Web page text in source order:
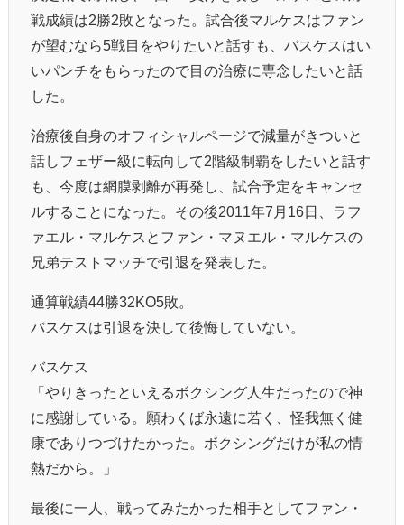
戦成績は2勝2敗となった。試合後マルケスはファン
が望むなら5戦目をやりたいと話すも、バスケスはい
いパンチをもらったので目の治療に専念したいと話
した。
治療後自身のオフィシャルページで減量がきついと
話しフェザー級に転向して2階級制覇をしたいと話す
も、今度は網膜剥離が再発し、試合予定をキャンセ
ルすることになった。その後2011年7月16日、ラフ
ァエル・マルケスとファン・マヌエル・マルケスの
兄弟テストマッチで引退を発表した。
通算戦績44勝32KO5敗。
バスケスは引退を決して後悔していない。
バスケス
「やりきったといえるボクシング人生だったので神
に感謝している。願わくば永遠に若く、怪我無く健
康でありつづけたかった。ボクシングだけが私の情
熱だから。」
最後に一人、戦ってみたかった相手としてファン・